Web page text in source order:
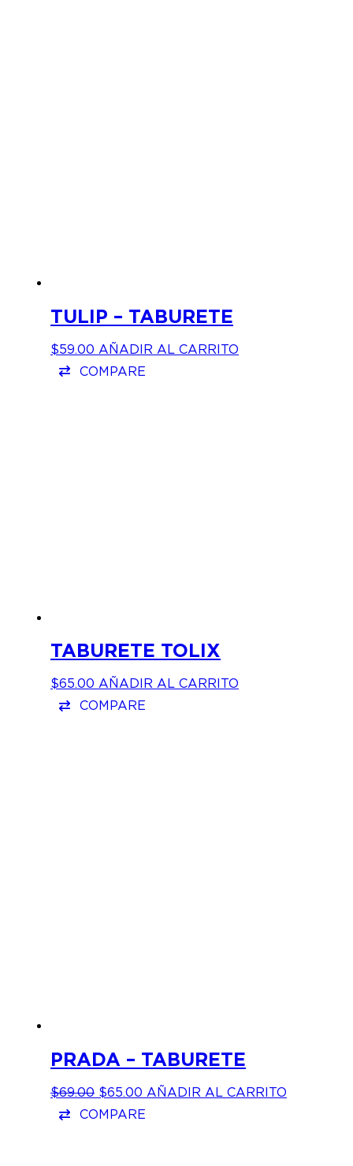
TULIP – TABURETE
$59.00 AÑADIR AL CARRITO
COMPARE
TABURETE TOLIX
$65.00 AÑADIR AL CARRITO
COMPARE
PRADA – TABURETE
$69.00 EL
ORIGINAL
$65.00 EL
ACTUAL
AÑADIR AL CARRITO
COMPARE